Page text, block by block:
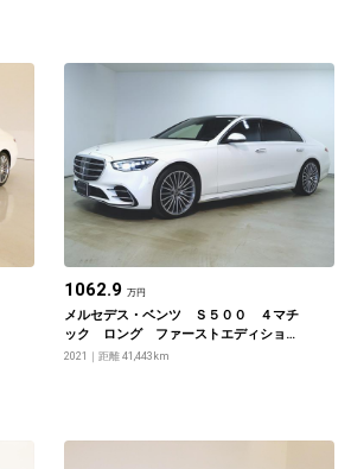
1062.9 万円
メルセデス・ベンツ Ｓ５００ ４マチ
ック ロング ファーストエディショ
ン ＡＭＧライン
2021 距離 41,443km